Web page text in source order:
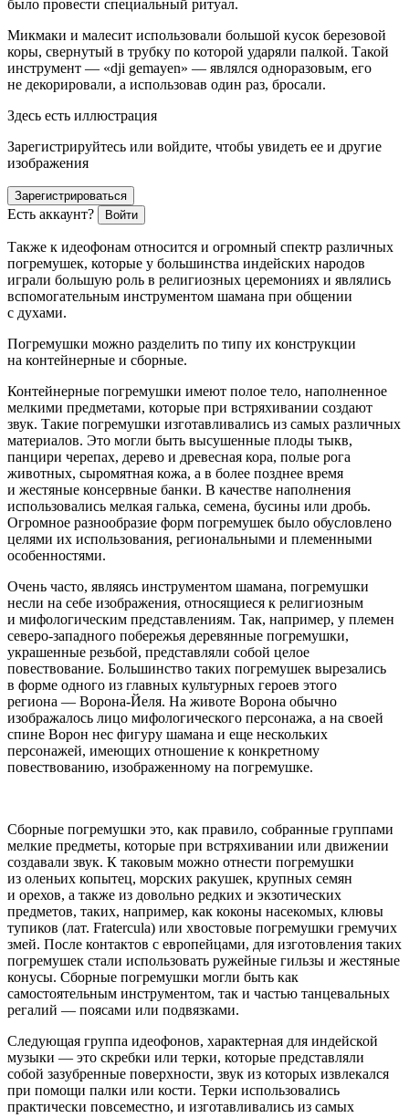
было провести специальный ритуал.
Микмаки и малесит использовали большой кусок березовой
коры, свернутый в трубку по которой ударяли палкой. Такой
инструмент — «dji gemayen» — являлся одноразовым, его
не декорировали, а использовав один раз, бросали.
Здесь есть иллюстрация
Зарегистрируйтесь или войдите, чтобы увидеть ее и другие
изображения
Зарегистрироваться
Есть аккаунт? Войти
Также к идеофонам относится и огромный спектр различных
погремушек, которые у большинства индейских народов
играли большую роль в религиозных церемониях и являлись
вспомогательным инструментом шамана при общении
с духами.
Погремушки можно разделить по типу их конструкции
на контейнерные и сборные.
Контейнерные погремушки имеют полое тело, наполненное
мелкими предметами, которые при встряхивании создают
звук. Такие погремушки изготавливались из самых различных
материалов. Это могли быть высушенные плоды тыкв,
панцири черепах, дерево и древесная кора, полые рога
животных, сыромятная кожа, а в более позднее время
и жестяные консервные банки. В качестве наполнения
использовались мелкая галька, семена, бусины или дробь.
Огромное разнообразие форм погремушек было обусловлено
целями их использования, региональными и племенными
особенностями.
Очень часто, являясь инструментом шамана, погремушки
несли на себе изображения, относящиеся к религиозным
и мифологическим представлениям. Так, например, у племен
северо-западного побережья деревянные погремушки,
украшенные резьбой, представляли собой целое
повествование. Большинство таких погремушек вырезались
в форме одного из главных культурных героев этого
региона — Ворона-Йеля. На животе Ворона обычно
изображалось лицо мифологического персонажа, а на своей
спине Ворон нес фигуру шамана и еще нескольких
персонажей, имеющих отношение к конкретному
повествованию, изображенному на погремушке.
Сборные погремушки это, как правило, собранные группами
мелкие предметы, которые при встряхивании или движении
создавали звук. К таковым можно отнести погремушки
из оленьих копытец, морских ракушек, крупных семян
и орехов, а также из довольно редких и экзотических
предметов, таких, например, как коконы насекомых, клювы
тупиков (лат. Fratercula) или хвостовые погремушки гремучих
змей. После контактов с европейцами, для изготовления таких
погремушек стали использовать ружейные гильзы и жестяные
конусы. Сборные погремушки могли быть как
самостоятельным инструментом, так и частью танцевальных
регалий — поясами или подвязками.
Следующая группа идеофонов, характерная для индейской
музыки — это скребки или терки, которые представляли
собой зазубренные поверхности, звук из которых извлекался
при помощи палки или кости. Терки использовались
практически повсеместно, и изготавливались из самых